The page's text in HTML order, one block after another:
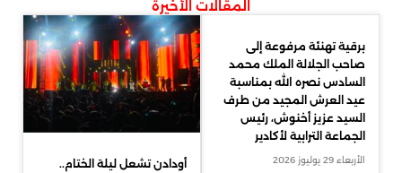
المقالات الأخيرة
برقية تهنئة مرفوعة إلى
صاحب الجلالة الملك محمد
السادس نصره الله بمناسبة
عيد العرش المجيد من طرف
السيد عزيز أخنوش، رئيس
الجماعة الترابية لأكادير
الأربعاء 29 يوليوز 2026
أودادن تشعل ليلة الختام..